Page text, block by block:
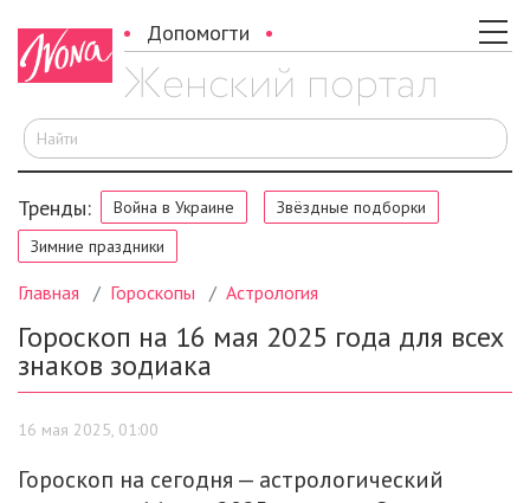
Допомогти
Тренды: Война в Украине
Звёздные подборки
Зимние праздники
Главная Гороскопы Астрология
Гороскоп на 16 мая 2025 года для всех
знаков зодиака
16 мая 2025, 01:00
Гороскоп на сегодня — астрологический